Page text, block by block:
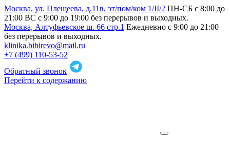
Москва, ул. Плещеева, д.11в, эт/пом/ком 1/II/2 ПН-СБ с 8:00 до
21:00 ВС с 9:00 до 19:00 без перерывов и выходных.
Москва, Алтуфьевское ш. 66 стр.1 Ежедневно с 9:00 до 21:00
без перерывов и выходных.
klinika.bibirevo@mail.ru
+7 (499) 110-53-52
Обратный звонок
Перейти к содержанию